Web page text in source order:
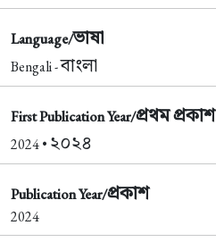
Language/ভাষা
Bengali -বাংলা
First Publication Year/প্রথম প্রকাশ
2024 • ২০২৪
Publication Year/প্রকাশ
2024